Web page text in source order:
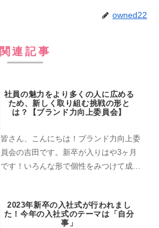
owned22
関連記事
社員の魅力をより多くの人に広める
ため、新しく取り組む挑戦の形と
は？【ブランド力向上委員会】
皆さん、こんにちは！ブランド力向上委
員会の吉田です。新卒が入りはや3ヶ月
です！いろんな形で個性をみつけて成長
なく、やったことがないことにも挑戦し
ようとする社員が多いのは...
2023年新卒の入社式が行われまし
た！今年の入社式のテーマは「自分
事」